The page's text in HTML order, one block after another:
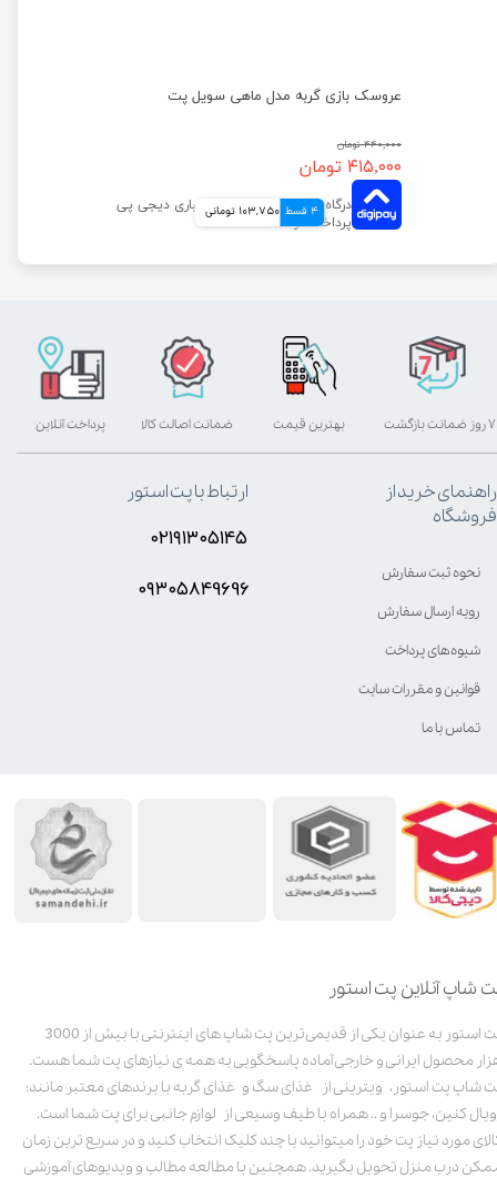
عروسک بازی گربه مدل ماهی سویل پت
۴۴۰,۰۰۰ تومان
۴۱۵,۰۰۰ تومان
4 قسط 103,750 تومانی
شاپ آنلاین پت استور
پت استور به عنوان یکی از قدیمی‌ترین پت شاپ های اینترنتی با بیش از 3000
محصول ایرانی و خارجی آماده پاسخگویی به همه ی نیازهای پت شما هست.
شاپ پت استور، ویترینی از غذای سگ و غذای گربه با برندهای معتبر مانند:
کنین، جوسرا و .. همراه با طیف وسیعی از لوازم جانبی برای پت شما است.
مورد نیاز پت خود را میتوانید با چند کلیک انتخاب کنید و در سریع ترین زمان
درب منزل تحویل بگیرید. همچنین با مطالعه مطالب و ویدیوهای آموزشی
بهترین قیمت پرداخت آنلاین ۷ روز ضمانت بازگشت ضمانت اصالت کالا
راهنمای خرید از
فروشگاه
نحوه ثبت سفارش
رویه ارسال سفارش
شیوه‌های پرداخت
قوانین و مقررات سایت
تماس با ما
ارتباط با پت استور
۰۲۱۹۱۳۰۵۱۴۵
۰۹۳۰۵8۴9696